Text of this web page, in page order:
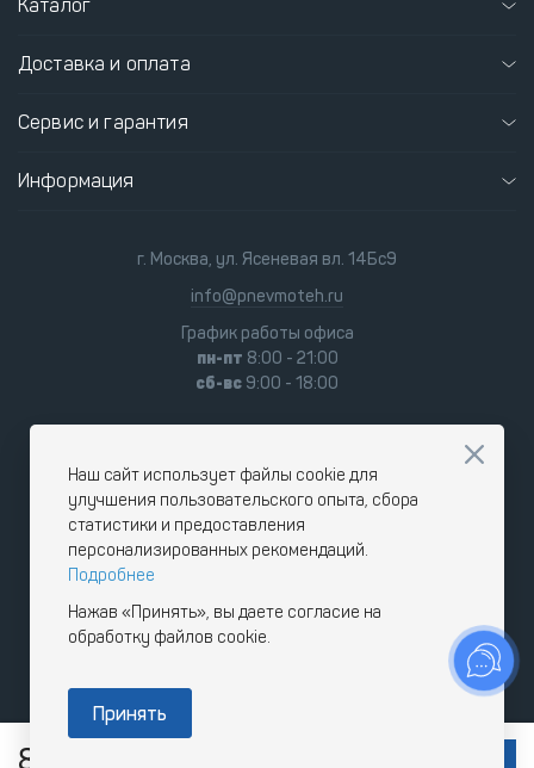
889 545
Каталог
Доставка и оплата
Сервис и гарантия
Информация
г. Москва, ул. Ясеневая вл. 14Бс9
info@pnevmoteh.ru
График работы офиса
пн-пт 8:00 - 21:00
сб-вс 9:00 - 18:00
Наш сайт использует файлы cookie для
улучшения пользовательского опыта, сбора
статистики и предоставления
персонализированных рекомендаций.
Подробнее
Нажав «Принять», вы даете согласие на
обработку файлов cookie.
Принять